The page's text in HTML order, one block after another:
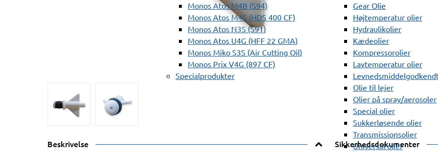
Monos Atos M4B (S94)
Monos Atos M4S (HDS 400 CF)
Monos Atos N3S (S91)
Monos Atos U4G (HFF 22 GMA)
Monos Miko S3S (Air Cutting Oil)
Monos Prix V4G (897 CF)
Specialprodukter
Gear Olie
Højtemperatur olier
Hydraulikolier
Kædeolier
Kompressorolier
Lavtemperatur olier
Olie til lejer
Olier på spray/aerosoler
Special olier
Sukkerløsende olier
Transmissionsolier
Universal olier
Beskrivelse Sikkerhedsdokumenter